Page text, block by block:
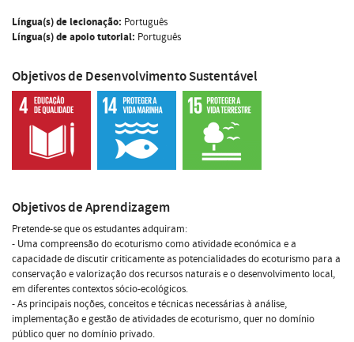
Língua(s) de lecionação: Português
Língua(s) de apoio tutorial: Português
Objetivos de Desenvolvimento Sustentável
Objetivos de Aprendizagem
Pretende-se que os estudantes adquiram:
- Uma compreensão do ecoturismo como atividade económica e a
capacidade de discutir criticamente as potencialidades do ecoturismo para a
conservação e valorização dos recursos naturais e o desenvolvimento local,
em diferentes contextos sócio-ecológicos.
- As principais noções, conceitos e técnicas necessárias à análise,
implementação e gestão de atividades de ecoturismo, quer no domínio
público quer no domínio privado.